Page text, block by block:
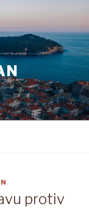
protiv